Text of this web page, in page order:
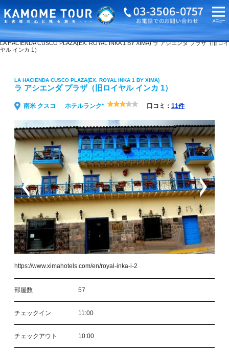
海外旅行・ツアーTOP
LA HACIENDA CUSCO PLAZA(EX. ROYAL INKA 1 BY XIMA) ラ アシエンダ プラザ（旧ロイ
ヤル インカ 1）
LA HACIENDA CUSCO PLAZA(EX. ROYAL INKA 1 BY XIMA)
ラ アシエンダ プラザ（旧ロイヤル インカ 1）
南米 クスコ ホテルランク* 口コミ： 11件
https://www.ximahotels.com/en/royal-inka-i-2
部屋数 57
チェックイン 11:00
チェックアウト 10:00